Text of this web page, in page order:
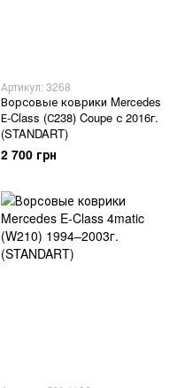
Артикул: 3268
Ворсовые коврики Mercedes
Е-Class (С238) Coupe с 2016г.
(STANDART)
2 700 грн